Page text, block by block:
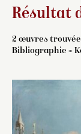
Résultat
2 œuvres
Bibliographie =